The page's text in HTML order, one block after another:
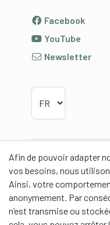
Afin de pouvoir adapter
vos besoins, nous
Ainsi, votre
anonymement. Par
n’est transmise ou
Facebook
YouTube
Newsletter
Partenaires